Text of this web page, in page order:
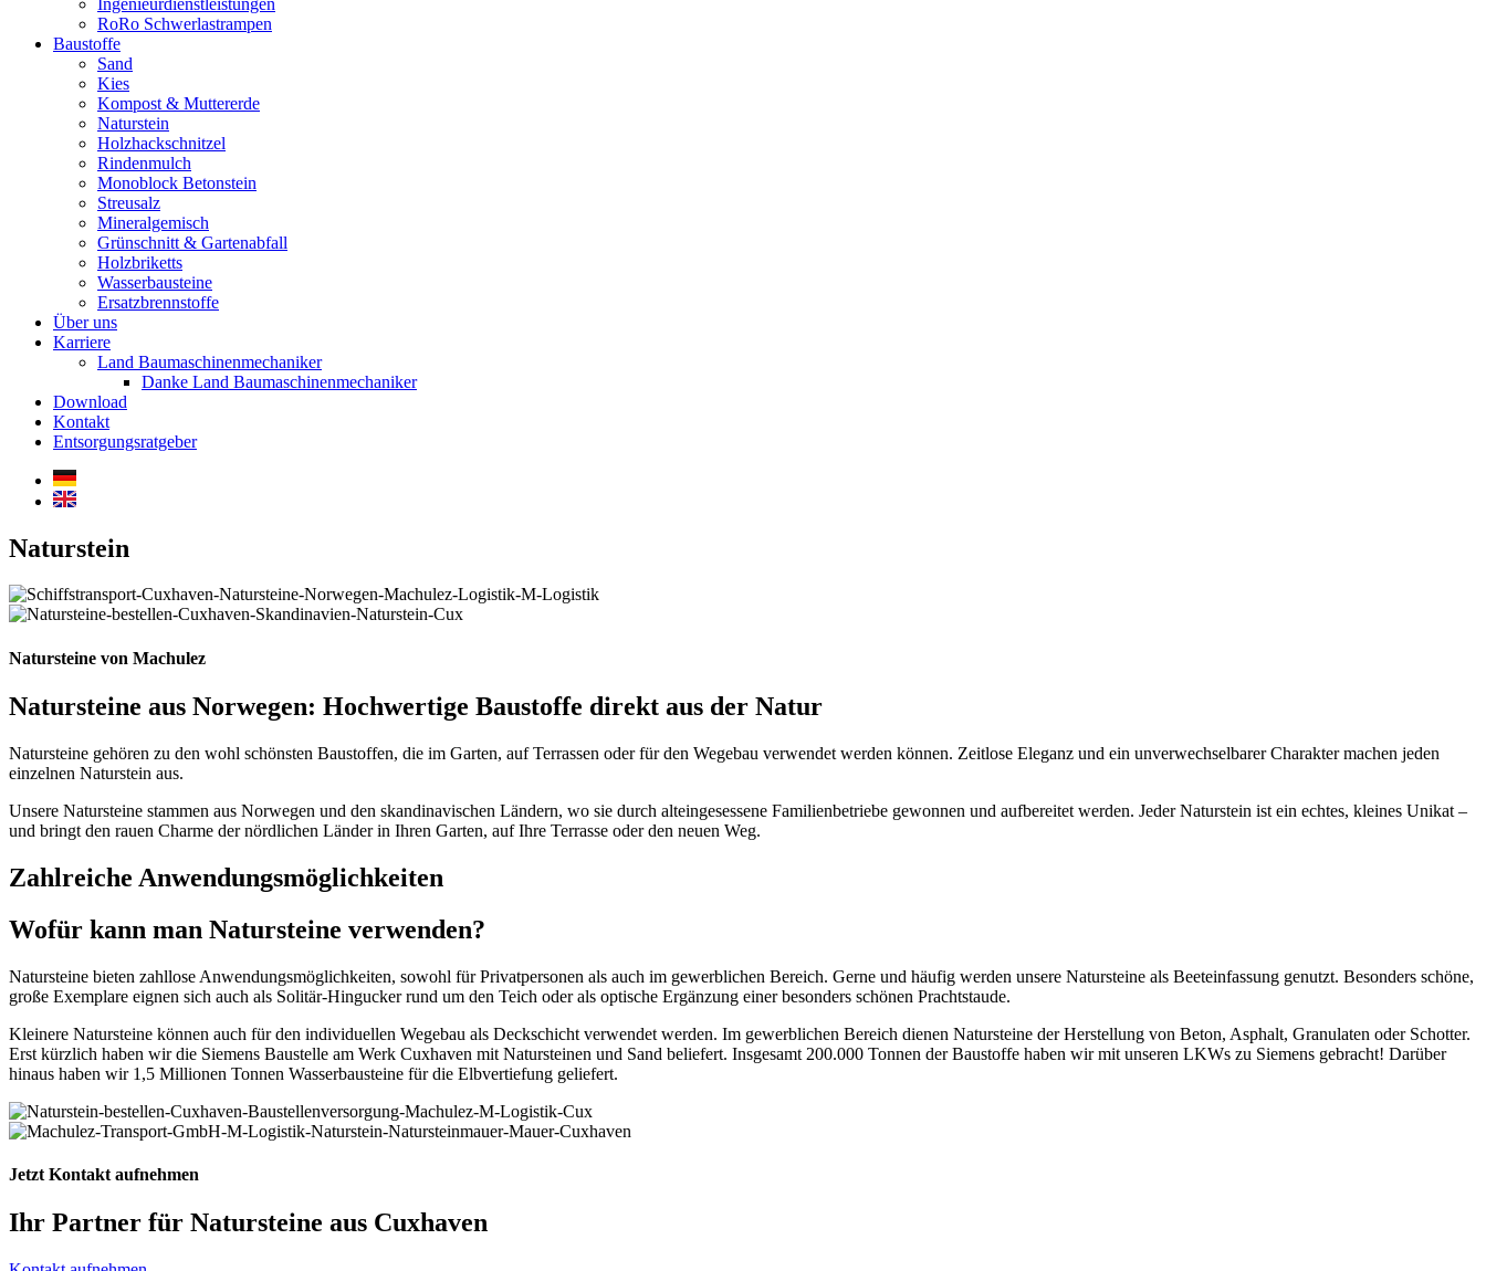
RoRo Schwerlastrampen
Baustoffe
Sand
Kies
Kompost & Muttererde
Naturstein
Holzhackschnitzel
Rindenmulch
Monoblock Betonstein
Streusalz
Mineralgemisch
Grünschnitt & Gartenabfall
Holzbriketts
Wasserbausteine
Ersatzbrennstoffe
Über uns
Karriere
Land Baumaschinenmechaniker
Danke Land Baumaschinenmechaniker
Download
Kontakt
Entsorgungsratgeber
Naturstein
Natursteine von Machulez
Natursteine aus Norwegen: Hochwertige Baustoffe direkt aus der Natur
Natursteine gehören zu den wohl schönsten Baustoffen, die im Garten, auf Terrassen oder für den Wegebau verwendet werden können. Zeitlose Eleganz und ein unverwechselbarer Charakter machen jeden
einzelnen Naturstein aus.
Unsere Natursteine stammen aus Norwegen und den skandinavischen Ländern, wo sie durch alteingesessene Familienbetriebe gewonnen und aufbereitet werden. Jeder Naturstein ist ein echtes, kleines Unikat –
und bringt den rauen Charme der nördlichen Länder in Ihren Garten, auf Ihre Terrasse oder den neuen Weg.
Zahlreiche Anwendungsmöglichkeiten
Wofür kann man Natursteine verwenden?
Natursteine bieten zahllose Anwendungsmöglichkeiten, sowohl für Privatpersonen als auch im gewerblichen Bereich. Gerne und häufig werden unsere Natursteine als Beeteinfassung genutzt. Besonders schöne,
große Exemplare eignen sich auch als Solitär-Hingucker rund um den Teich oder als optische Ergänzung einer besonders schönen Prachtstaude.
Kleinere Natursteine können auch für den individuellen Wegebau als Deckschicht verwendet werden. Im gewerblichen Bereich dienen Natursteine der Herstellung von Beton, Asphalt, Granulaten oder Schotter.
Erst kürzlich haben wir die Siemens Baustelle am Werk Cuxhaven mit Natursteinen und Sand beliefert. Insgesamt 200.000 Tonnen der Baustoffe haben wir mit unseren LKWs zu Siemens gebracht! Darüber
hinaus haben wir 1,5 Millionen Tonnen Wasserbausteine für die Elbvertiefung geliefert.
Jetzt Kontakt aufnehmen
Ihr Partner für Natursteine aus Cuxhaven